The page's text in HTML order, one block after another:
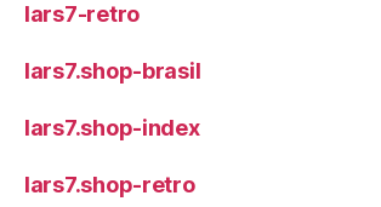
lars7-retro
lars7.shop-brasil
lars7.shop-index
lars7.shop-retro